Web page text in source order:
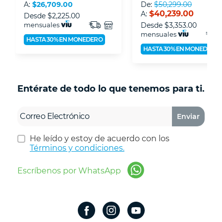
A: $26,709.00
Desde $2,225.00
mensuales
HASTA 30% EN MONEDERO
De: $50,299.00
A: $40,239.00
Desde $3,353.00
mensuales
HASTA 30% EN MONEDERO
Entérate de todo lo que tenemos para ti.
Enviar
He leído y estoy de acuerdo con los
Términos y condiciones.
Escríbenos por WhatsApp